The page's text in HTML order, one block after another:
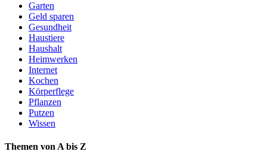
Garten
Geld sparen
Gesundheit
Haustiere
Haushalt
Heimwerken
Internet
Kochen
Körperflege
Pflanzen
Putzen
Wissen
Themen von A bis Z